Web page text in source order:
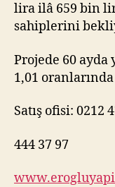
lira ilâ 659 bin
sahiplerini
Projede 60 ayda
1,01
Satış ofisi: 0212
444 37 97